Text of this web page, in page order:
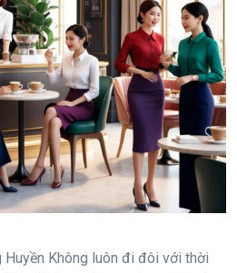
Huyền Không luôn đi đôi với thời